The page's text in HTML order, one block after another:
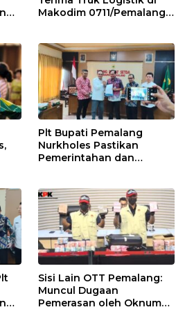
Makodim 0711/Pemalang
Plt Bupati Pemalang
Nurkholes Pastikan
Pemerintahan dan
Sisi Lain OTT Pemalang:
Muncul Dugaan
Pemerasan oleh Oknum